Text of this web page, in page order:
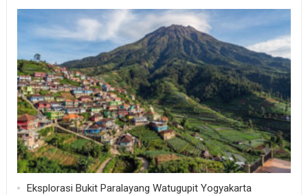
Eksplorasi Bukit Paralayang Watugupit Yogyakarta